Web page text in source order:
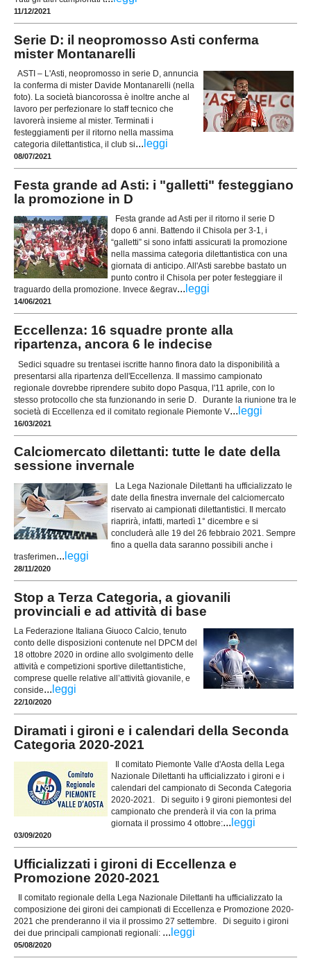
11/12/2021
Serie D: il neopromosso Asti conferma
mister Montanarelli
ASTI – L'Asti, neopromosso in serie D, annuncia
la conferma di mister Davide Montanarelli (nella
foto). La società biancorossa è inoltre anche al
lavoro per perfezionare lo staff tecnico che
lavorerà insieme al mister. Terminati i
festeggiamenti per il ritorno nella massima
categoria dilettantistica, il club si... leggi
08/07/2021
Festa grande ad Asti: i "galletti" festeggiano
la promozione in D
Festa grande ad Asti per il ritorno il serie D
dopo 6 anni. Battendo il Chisola per 3-1, i
“galletti” si sono infatti assicurati la promozione
nella massima categoria dilettantistica con una
giornata di anticipo. All'Asti sarebbe bastato un
punto contro il Chisola per poter festeggiare il
traguardo della promozione. Invece &egrav... leggi
14/06/2021
Eccellenza: 16 squadre pronte alla
ripartenza, ancora 6 le indecise
Sedici squadre su trentasei iscritte hanno finora dato la disponibilità a
presentarsi alla ripartenza dell'Eccellenza. Il massimo campionato
regionale dovrebbe riprendere subito dopo Pasqua, l'11 aprile, con lo
stesso protocollo che sta funzionando in serie D. Durante la riunione tra le
società di Eccellenza ed il comitato regionale Piemonte V... leggi
16/03/2021
Calciomercato dilettanti: tutte le date della
sessione invernale
La Lega Nazionale Dilettanti ha ufficializzato le
date della finestra invernale del calciomercato
riservato ai campionati dilettantistici. Il mercato
riaprirà, infatti, martedì 1° dicembre e si
concluderà alle 19 del 26 febbraio 2021. Sempre
fino a quella data saranno possibili anche i
trasferimen... leggi
28/11/2020
Stop a Terza Categoria, a giovanili
provinciali e ad attività di base
La Federazione Italiana Giuoco Calcio, tenuto
conto delle disposizioni contenute nel DPCM del
18 ottobre 2020 in ordine allo svolgimento delle
attività e competizioni sportive dilettantistiche,
comprese quelle relative all’attività giovanile, e
conside... leggi
22/10/2020
Diramati i gironi e i calendari della Seconda
Categoria 2020-2021
Il comitato Piemonte Valle d'Aosta della Lega
Nazionale Dilettanti ha ufficializzato i gironi e i
calendari del campionato di Seconda Categoria
2020-2021. Di seguito i 9 gironi piemontesi del
campionato che prenderà il via con la prima
giornata il prossimo 4 ottobre:... leggi
03/09/2020
Ufficializzati i gironi di Eccellenza e
Promozione 2020-2021
Il comitato regionale della Lega Nazionale Dilettanti ha ufficializzato la
composizione dei gironi dei campionati di Eccellenza e Promozione 2020-
2021 che prenderanno il via il prossimo 27 settembre. Di seguito i gironi
dei due principali campionati regionali: ... leggi
05/08/2020